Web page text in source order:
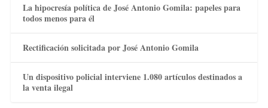
La hipocresía política de José Antonio Gomila: papeles para
todos menos para él
Rectificación solicitada por José Antonio Gomila
Un dispositivo policial interviene 1.080 artículos destinados a
la venta ilegal